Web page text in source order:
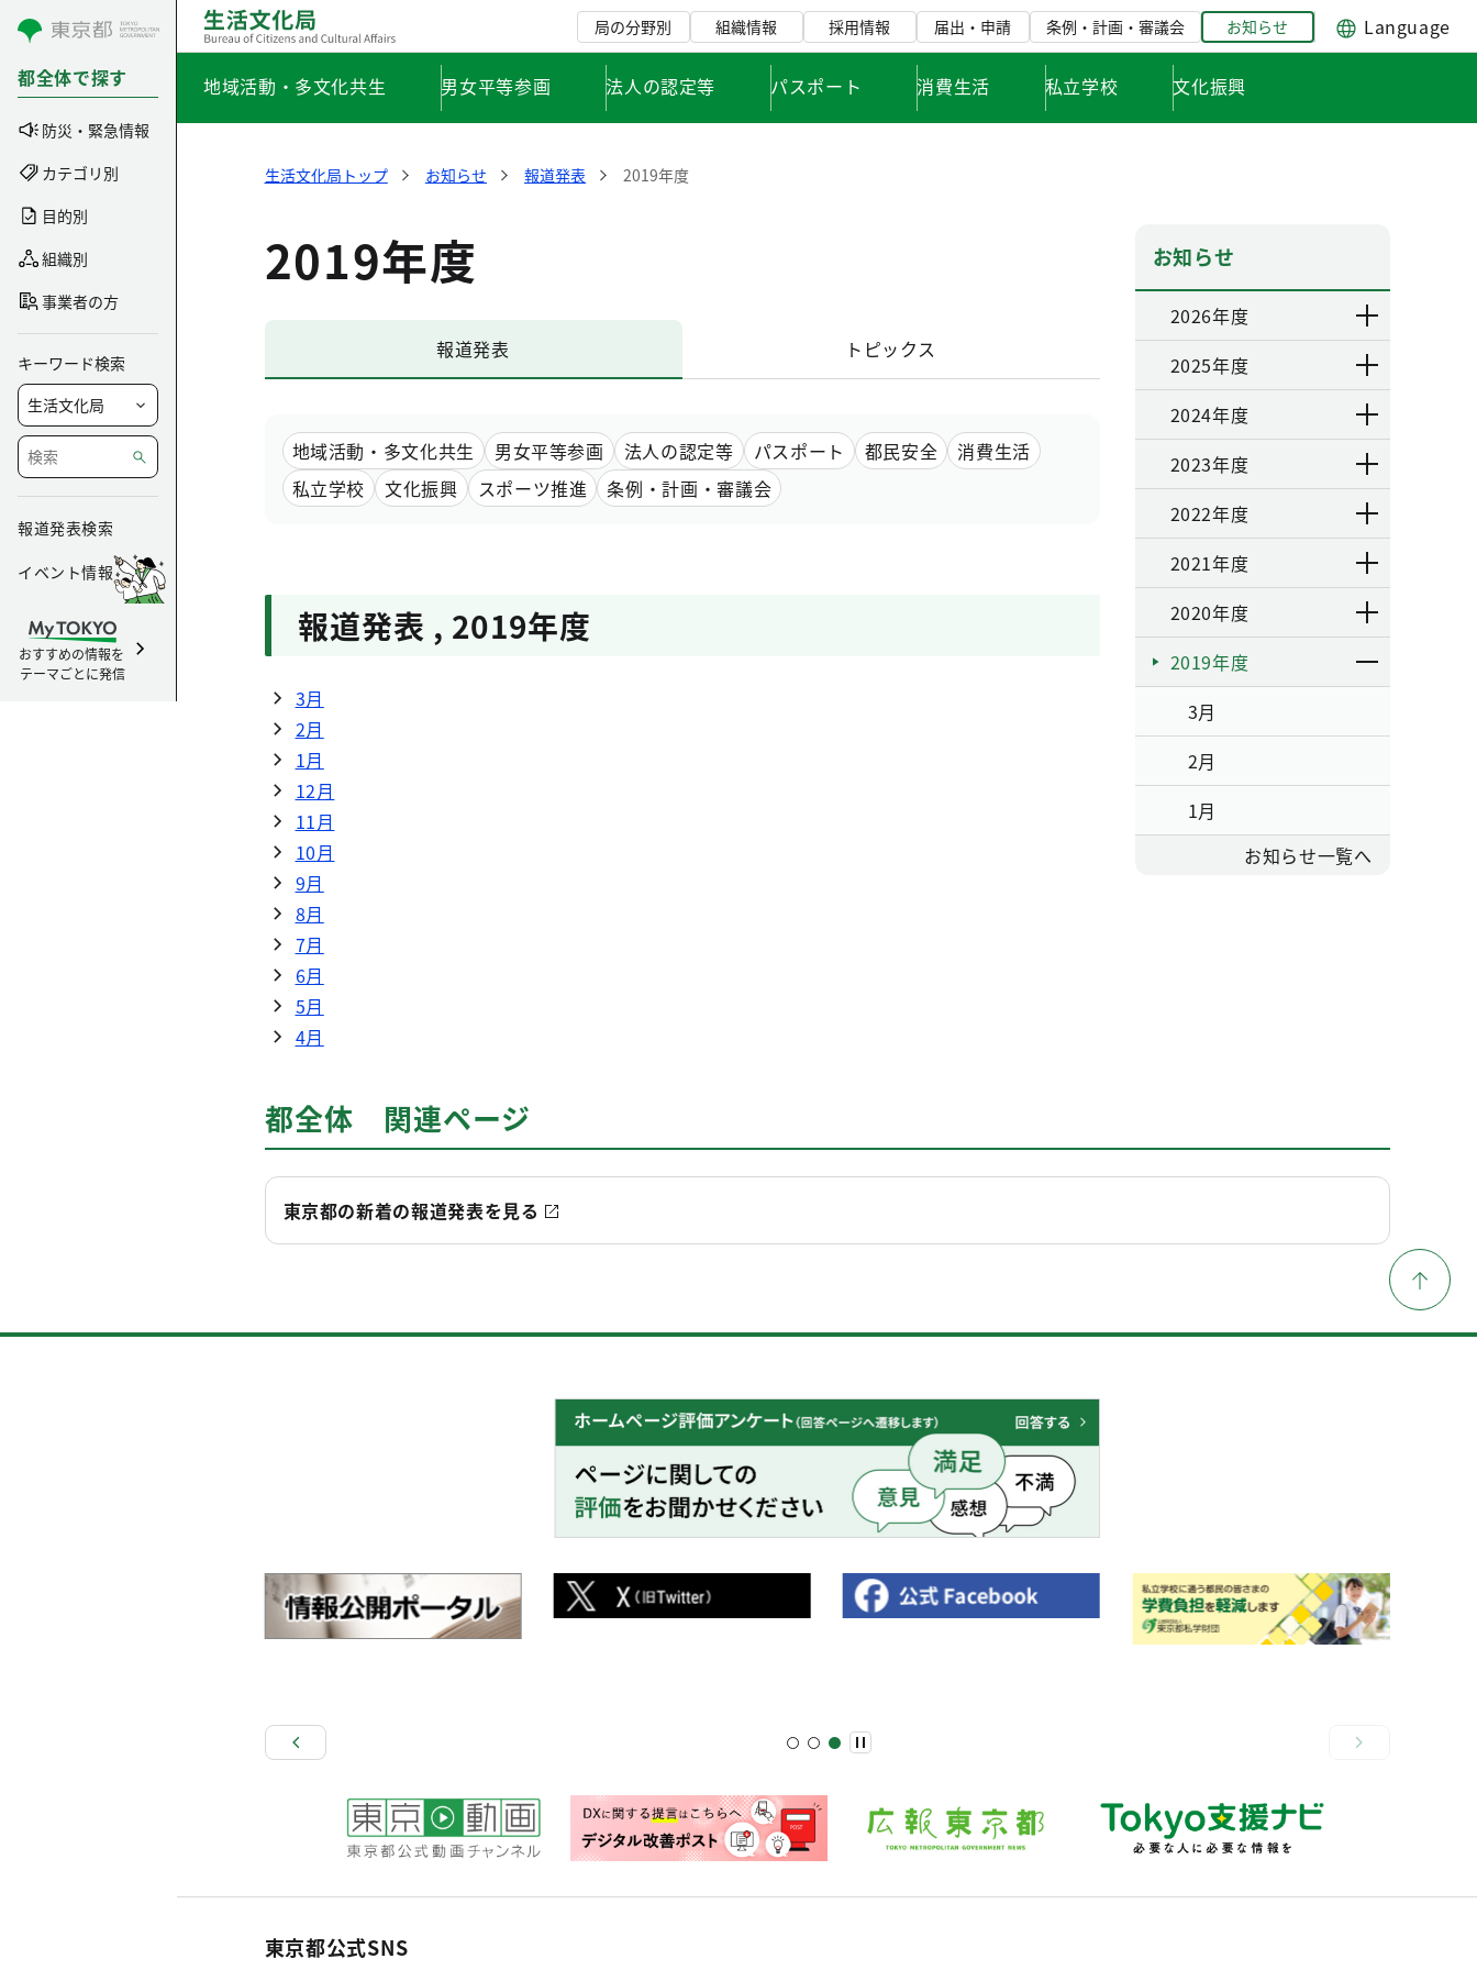
コンテンツにスキップ
都全体で探す
防災・緊急情報
カテゴリ別
目的別
組織別
事業者の方
キーワード検索
報道発表検索
イベント情報
おすすめの情報を
テーマごとに発信
局の分野別 組織情報 採用情報 届出・申請 条例・計画・審議会 お知らせ Language
地域活動・多文化共生 男女平等参画 法人の認定等 パスポート 消費生活 私立学校 文化振興
生活文化局トップ お知らせ 報道発表 2019年度
2019年度
報道発表 トピックス
地域活動・多文化共生 男女平等参画 法人の認定等 パスポート 都民安全
消費生活
私立学校
文化振興 スポーツ推進 条例・計画・審議会
報道発表 , 2019年度
3月
2月
1月
12月
11月
10月
9月
8月
7月
6月
5月
4月
お知らせ
2026年度
2025年度
2024年度
2023年度
2022年度
2021年度
2020年度
2019年度
3月
2月
1月
お知らせ一覧へ
都全体 関連ページ
東京都の新着の報道発表を見る
東京都公式SNS